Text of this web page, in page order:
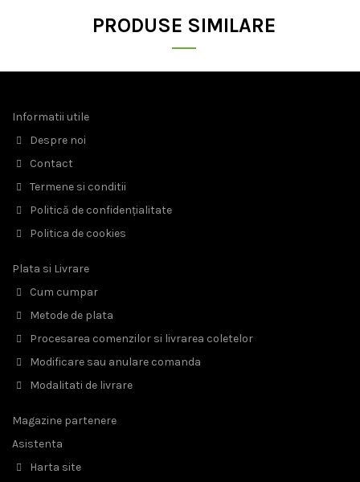
PRODUSE SIMILARE
Informatii utile
Despre noi
Contact
Termene si conditii
Politică de confidențialitate
Politica de cookies
Plata si Livrare
Cum cumpar
Metode de plata
Procesarea comenzilor si livrarea coletelor
Modificare sau anulare comanda
Modalitati de livrare
Magazine partenere
Asistenta
Harta site